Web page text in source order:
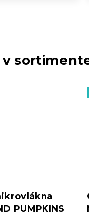
v
PUMPKINS